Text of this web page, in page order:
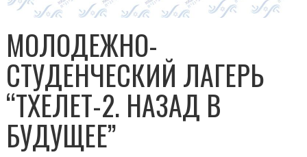
МОЛОДЕЖНО-
СТУДЕНЧЕСКИЙ ЛАГЕРЬ
“ТХЕЛЕТ-2. НАЗАД В
БУДУЩЕЕ”